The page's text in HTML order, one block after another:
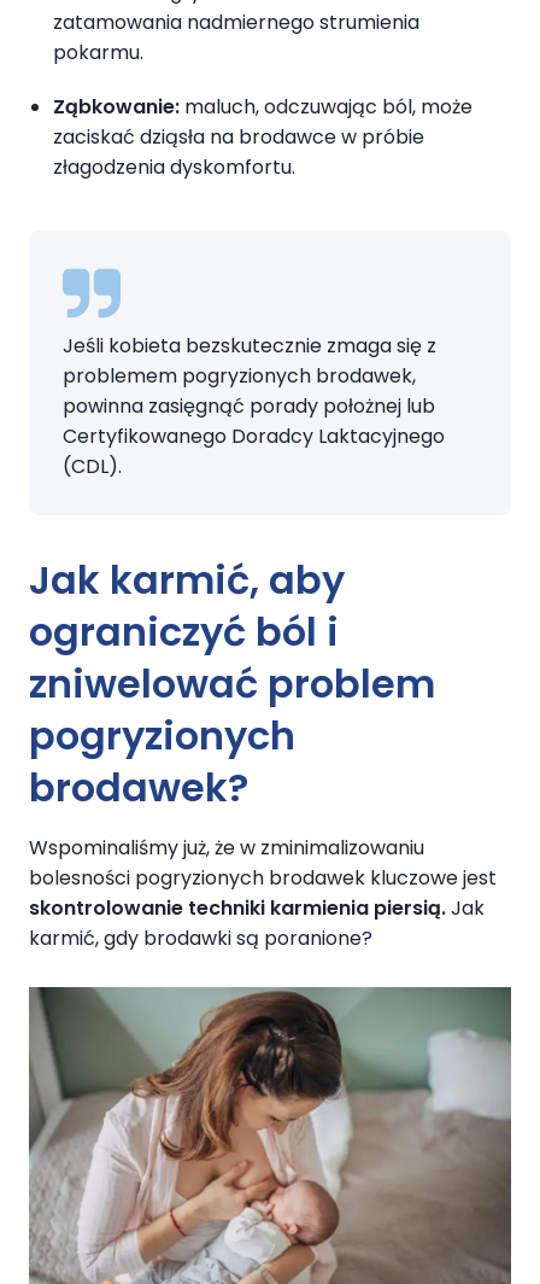
zatamowania nadmiernego strumienia
pokarmu.
Ząbkowanie: maluch, odczuwając ból, może
zaciskać dziąsła na brodawce w próbie
złagodzenia dyskomfortu.
Jeśli kobieta bezskutecznie zmaga się z
problemem pogryzionych brodawek,
powinna zasięgnąć porady położnej lub
Certyfikowanego Doradcy Laktacyjnego
(CDL).
Jak karmić, aby
ograniczyć ból i
zniwelować problem
pogryzionych
brodawek?
Wspominaliśmy już, że w zminimalizowaniu
bolesności pogryzionych brodawek kluczowe jest
skontrolowanie techniki karmienia piersią.Jak
karmić, gdy brodawki są poranione?